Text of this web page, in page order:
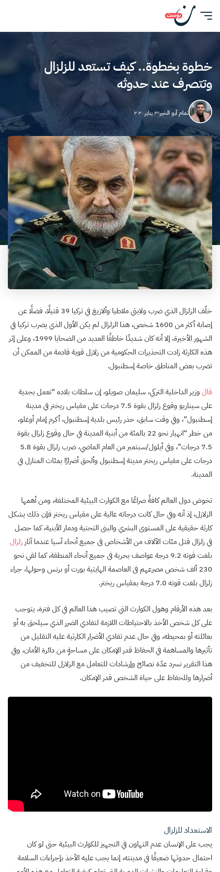
خطوة بخطوة.. كيف تستعد للزلزال
وتتصرف عند حدوثه
تمام أبو الخير٣١ يناير ٢٠٢٠
خلّف الزلزال الذي ضرب ولايتي ملاطيا وألازيغ في تركيا 39 قتيلًا، فضلًا عن
إصابة أكثر من 1600 شخص، هذا الزلزال لم يكن الأول الذي يضرب تركيا في
الشهور الأخيرة، إلا أنه كان شديدًا خاطفًا العديد من الضحايا 1999، وعلى إثر
هذه الكارثة زادت التحذيرات الحكومية من زلازل قوية قادمة من الممكن أن
تضرب بعض المناطق خاصة إسطنبول.
قالوزير الداخلية التركي، سليمان صويلو، إن سلطات بلاده “تعمل بجدية
على سيناريو وقوع زلزال بقوة 7.5 درجات على مقياس ريختر في مدينة
إسطنبول”، وفي وقت سابق، حذر رئيس بلدية إسطنبول، أكرم إمام أوغلو،
من خطر “انهيار نحو 22 بالمئة من أبنية المدينة في حال وقوع زلزال بقوة
7.5 درجات”، وفي أيلول/سبتمبر من العام الماضي، ضرب زلزال بقوة 5.8
درجات على مقياس ريختر مدينة إسطنبول وألحق أضرارًا بمئات المنازل في
المدينة.
تخوض دول العالم كافةً صراعًا مع الكوارث البيئية المختلفة، ومن أهمها
الزلازل، إذ أنه وفي حال كانت درجاته عالية على مقياس ريختر فإن ذلك يشكل
كارثة حقيقية على المستوى البشري والبنى التحتية ودمار الأبنية، كما حصل
في زلزال قتل مئات الآلاف من الأشخاص فى جميع أنحاء آسيا عندما آثار زلزال
بلغت قوته 9.2 درجة عواصف بحرية فى جميع أنحاء المنطقة، كما لقي نحو
230 ألف شخص مصرعهم فى العاصمة الهايتية بورت أو برنس وحولها، جراء
زلزال بلغت قوته 7.0 درجة بمقياس ريختر.
بعد هذه الأرقام وهول الكوارث التي تصيب هذا العالم في كل فترة، يتوجب
على كل شخص الأخذ بالاحتياطات اللازمة لتفادي الضرر الذي سيلحق به أو
بعائلته أو بمحيطه، وفي حال عدم تفادي الأضرار الكارثية عليه التقليل من
تأثيرها والمساهمة في الحفاظ قدر الإمكان على مساحةٍ من دائرة الأمان، وفي
هذا التقرير نسرد عدّة نصائح وإرشادات للتعامل مع الزلازل للتخفيف من
أضرارها وللحفاظ على حياة الشخص قدر الإمكان.
الاستعداد للزلزال
يجب على الإنسان عدم التهاون في التجهيز للكوارث البيئية حتى لو كان
احتمال حدوثها ضعيفًا في مدينته، إنما يجب عليه الأخذ بإجراءات السلامة